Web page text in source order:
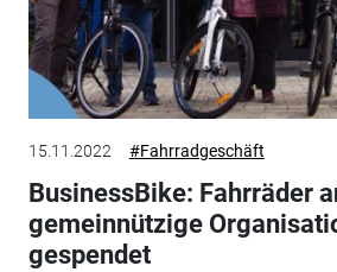
15.11.2022 #Fahrradgeschäft
BusinessBike: Fahrräder
gemeinnützige
gespendet